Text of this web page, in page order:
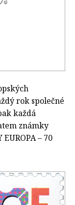
rok společné
každá
známky
– 70